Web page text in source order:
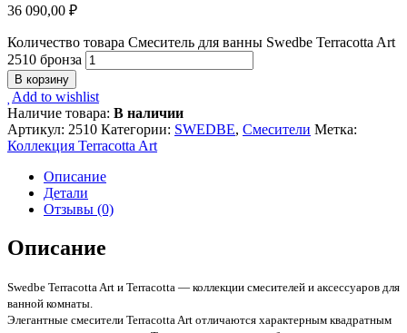
36 090,00 ₽
Количество товара Смеситель для ванны Swedbe Terracotta Art
2510 бронза
В корзину
Add to wishlist
Наличие товара: В наличии
Артикул: 2510 Категории: SWEDBE, Смесители Метка:
Коллекция Terracotta Art
Описание
Детали
Отзывы (0)
Описание
Swedbe Terracotta Art и Terracotta — коллекции смесителей и аксессуаров для
ванной комнаты.
Элегантные смесители Terracotta Art отличаются характерным квадратным